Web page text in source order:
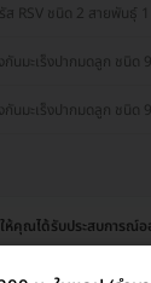
ส RSV ชนิด 2 สายพันธ์ุ 1
นมะเร็งปากมดลูก ชนิด
นมะเร็งปากมดลูก ชนิด
ให้คุณได้รับประสบการณ์